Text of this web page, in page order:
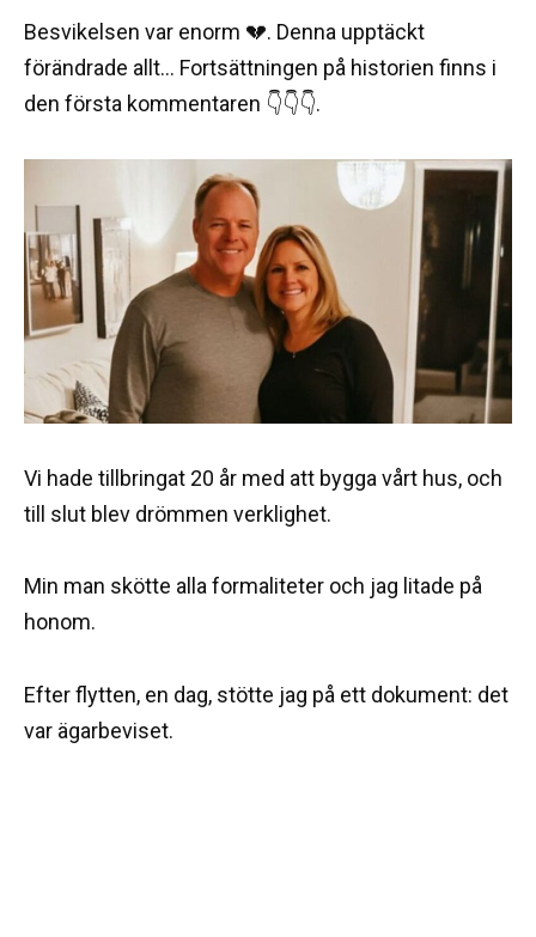
Besvikelsen var enorm 💔. Denna upptäckt
förändrade allt… Fortsättningen på historien finns i
den första kommentaren 👇👇👇.
Vi hade tillbringat 20 år med att bygga vårt hus, och
till slut blev drömmen verklighet.
Min man skötte alla formaliteter och jag litade på
honom.
Efter flytten, en dag, stötte jag på ett dokument: det
var ägarbeviset.